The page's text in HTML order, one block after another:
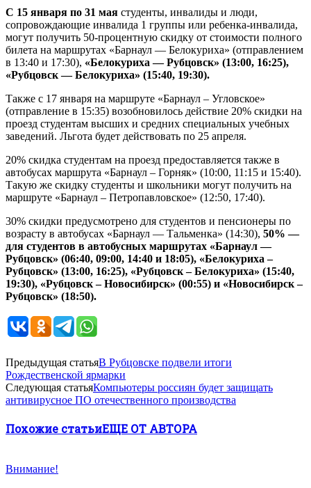
С 15 января по 31 мая студенты, инвалиды и люди,
сопровождающие инвалида 1 группы или ребенка-инвалида,
могут получить 50-процентную скидку от стоимости полного
билета на маршрутах «Барнаул — Белокуриха» (отправлением
в 13:40 и 17:30), «Белокуриха — Рубцовск» (13:00, 16:25),
«Рубцовск — Белокуриха» (15:40, 19:30).
Также с 17 января на маршруте «Барнаул – Угловское»
(отправление в 15:35) возобновилось действие 20% скидки на
проезд студентам высших и средних специальных учебных
заведений. Льгота будет действовать по 25 апреля.
20% скидка студентам на проезд предоставляется также в
автобусах маршрута «Барнаул – Горняк» (10:00, 11:15 и 15:40).
Такую же скидку студенты и школьники могут получить на
маршруте «Барнаул – Петропавловское» (12:50, 17:40).
30% скидки предусмотрено для студентов и пенсионеры по
возрасту в автобусах «Барнаул — Тальменка» (14:30), 50% —
для студентов в автобусных маршрутах «Барнаул —
Рубцовск» (06:40, 09:00, 14:40 и 18:05), «Белокуриха –
Рубцовск» (13:00, 16:25), «Рубцовск – Белокуриха» (15:40,
19:30), «Рубцовск – Новосибирск» (00:55) и «Новосибирск –
Рубцовск» (18:50).
Предыдущая статьяВ Рубцовске подвели итоги
Рождественской ярмарки
Следующая статьяКомпьютеры россиян будет защищать
антивирусное ПО отечественного производства
Похожие статьиЕЩЕ ОТ АВТОРА
Внимание!